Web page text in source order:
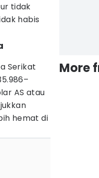
tidak
habis
Serikat
AS atau
hemat di
More